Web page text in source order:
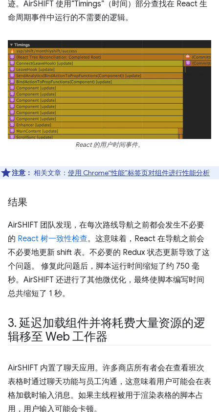
迹。AirSHIFT 使用“Timings”（时间）部分查找在 React 生
命周期事件中运行的不需要的逻辑。
React 的用户时间事件。
注意： 相关文章： 使用 Chrome“性能”标签页对组件进行性能分析
结果
AirSHIFT 团队发现，在每次路线导航之前都会发生不必要
的 React 树一致性检查。这意味着，React 在导航之前会
不必要地更新 shift 表。不必要的 Redux 状态更新导致了这
个问题。 修复此问题后，脚本运行时间缩短了约 750 毫
秒。AirSHIFT 还进行了其他微优化，最终使脚本编写时间
总共缩短了 1 秒。
3. 延迟加载组件并将耗费大量资源的逻
辑移至 Web 工作器
AirSHIFT 内置了聊天应用。许多商店所有者会在查看班次
表格时通过聊天功能与员工沟通，这意味着用户可能会在表
格加载时输入消息。如果主线程被用于渲染表格的脚本占
用，用户输入可能会卡顿。